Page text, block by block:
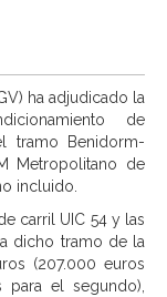
ha adjudicado la
de
tramo Benidorm-
Metropolitano de
incluido.
carril UIC 54 y las
dicho tramo de la
(207.000 euros
el segundo),